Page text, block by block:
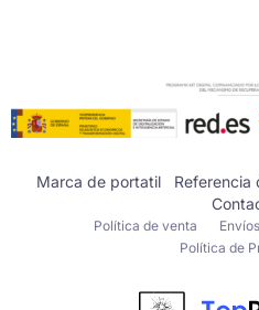
Marca de portatil Referencia
Política de venta Envíos
Política de